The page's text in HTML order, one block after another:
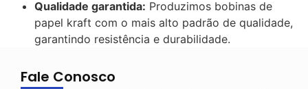
Qualidade garantida: Produzimos bobinas de
papel kraft com o mais alto padrão de qualidade,
garantindo resistência e durabilidade.
Fale Conosco